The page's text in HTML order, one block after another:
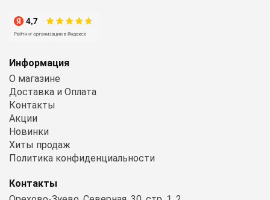
Контакты
Информация
О магазине
Доставка и Оплата
Контакты
Акции
Новинки
Хиты продаж
Политика конфиденциальности